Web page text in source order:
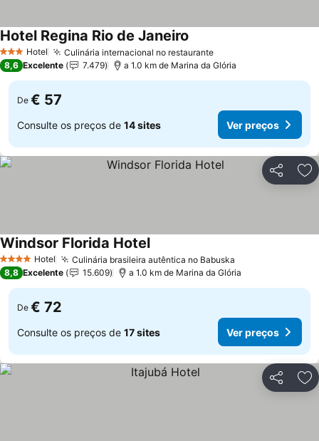
3 EstrelasHotel Culinária internacional no restaurante
Hotel Regina Rio de Janeiro
8,6 Excelente 7.479 a 1.0 km de Marina da Glória
De € 57
Consulte os preços de 14 sites Ver preços
Partilhar
4 EstrelasHotel Culinária brasileira autêntica no Babuska
Windsor Florida Hotel
8,8 Excelente 15.609 a 1.0 km de Marina da Glória
De € 72
Consulte os preços de 17 sites Ver preços
Partilhar